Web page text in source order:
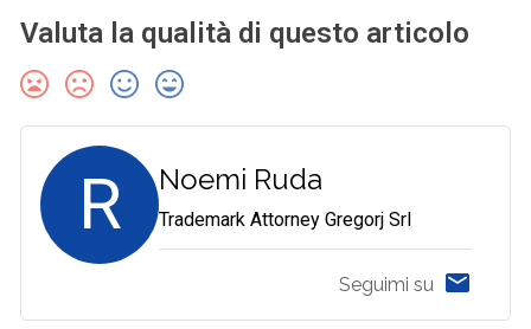
Valuta la qualità di questo articolo
R Noemi Ruda
Trademark Attorney Gregorj Srl
Seguimi su